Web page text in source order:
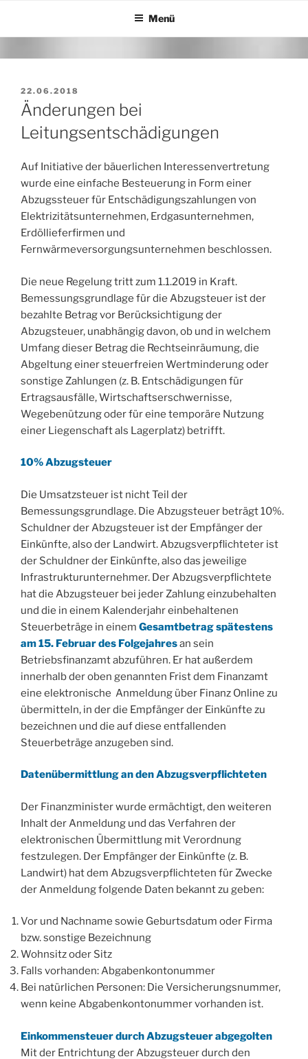
springen
Menü
VERÖFFENTLICHT
AM
22.06.2018
Änderungen bei
Leitungsentschädigungen
Auf Initiative der bäuerlichen Interessenvertretung
wurde eine einfache Besteuerung in Form einer
Abzugssteuer für Entschädigungszahlungen von
Elektrizitätsunternehmen, Erdgasunternehmen,
Erdöllieferfirmen und
Fernwärmeversorgungsunternehmen beschlossen.
Die neue Regelung tritt zum 1.1.2019 in Kraft.
Bemessungsgrundlage für die Abzugsteuer ist der
bezahlte Betrag vor Berücksichtigung der
Abzugsteuer, unabhängig davon, ob und in welchem
Umfang dieser Betrag die Rechtseinräumung, die
Abgeltung einer steuerfreien Wertminderung oder
sonstige Zahlungen (z. B. Entschädigungen für
Ertragsausfälle, Wirtschaftserschwernisse,
Wegebenützung oder für eine temporäre Nutzung
einer Liegenschaft als Lagerplatz) betrifft.
10% Abzugsteuer
Die Umsatzsteuer ist nicht Teil der
Bemessungsgrundlage. Die Abzugsteuer beträgt 10%.
Schuldner der Abzugsteuer ist der Empfänger der
Einkünfte, also der Landwirt. Abzugsverpflichteter ist
der Schuldner der Einkünfte, also das jeweilige
Infrastrukturunternehmer. Der Abzugsverpflichtete
hat die Abzugsteuer bei jeder Zahlung einzubehalten
und die in einem Kalenderjahr einbehaltenen
Steuerbeträge in einem Gesamtbetrag spätestens
am 15. Februar des Folgejahresan sein
Betriebsfinanzamt abzuführen. Er hat außerdem
innerhalb der oben genannten Frist dem Finanzamt
eine elektronische Anmeldung über Finanz Online zu
übermitteln, in der die Empfänger der Einkünfte zu
bezeichnen und die auf diese entfallenden
Steuerbeträge anzugeben sind.
Datenübermittlung an den Abzugsverpflichteten
Der Finanzminister wurde ermächtigt, den weiteren
Inhalt der Anmeldung und das Verfahren der
elektronischen Übermittlung mit Verordnung
festzulegen. Der Empfänger der Einkünfte (z. B.
Landwirt) hat dem Abzugsverpflichteten für Zwecke
der Anmeldung folgende Daten bekannt zu geben:
Vor und Nachname sowie Geburtsdatum oder Firma
bzw. sonstige Bezeichnung
Wohnsitz oder Sitz
Falls vorhanden: Abgabenkontonummer
Bei natürlichen Personen: Die Versicherungsnummer,
wenn keine Abgabenkontonummer vorhanden ist.
Einkommensteuer durch Abzugsteuer abgegolten
Mit der Entrichtung der Abzugsteuer durch den